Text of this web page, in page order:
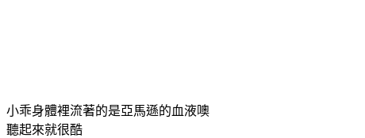
小乖身體裡流著的是亞馬遜的血液噢
聽起來就很酷